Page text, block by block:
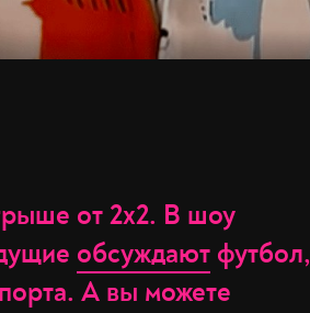
от 2х2. В шоу
обсуждают футбол,
А вы можете